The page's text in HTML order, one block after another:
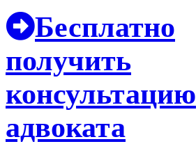
Бесплатно
получить
консультацию
адвоката